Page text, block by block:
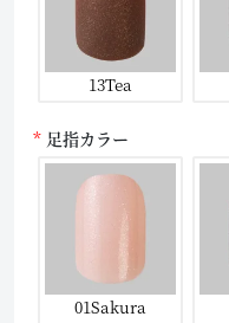
13Tea
足指カラー
01Sakura